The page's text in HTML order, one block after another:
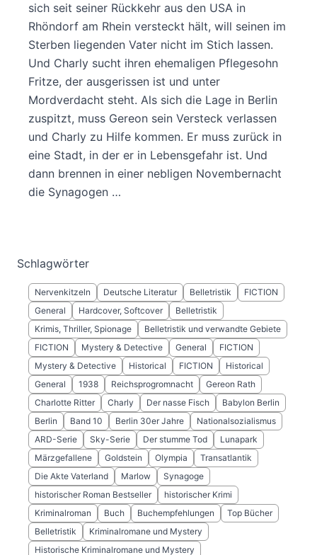
sich seit seiner Rückkehr aus den USA in
Rhöndorf am Rhein versteckt hält, will seinen im
Sterben liegenden Vater nicht im Stich lassen.
Und Charly sucht ihren ehemaligen Pflegesohn
Fritze, der ausgerissen ist und unter
Mordverdacht steht. Als sich die Lage in Berlin
zuspitzt, muss Gereon sein Versteck verlassen
und Charly zu Hilfe kommen. Er muss zurück in
eine Stadt, in der er in Lebensgefahr ist. Und
dann brennen in einer nebligen Novembernacht
die Synagogen …
Schlagwörter
Nervenkitzeln Deutsche Literatur Belletristik
FICTION
General
Hardcover, Softcover
Belletristik
Krimis, Thriller, Spionage
Belletristik und verwandte Gebiete
FICTION
Mystery & Detective General
FICTION
Mystery & Detective
Historical FICTION
Historical
General
1938 Reichsprogromnacht
Gereon Rath
Charlotte Ritter
Charly Der nasse Fisch
Babylon Berlin
Berlin
Band 10 Berlin 30er Jahre
Nationalsozialismus
ARD-Serie
Sky-Serie Der stumme Tod
Lunapark
Märzgefallene
Goldstein Olympia
Transatlantik
Die Akte Vaterland
Marlow
Synagoge
historischer Roman Bestseller
historischer Krimi
Kriminalroman
Buch Buchempfehlungen
Top Bücher
Belletristik
Kriminalromane und Mystery
Historische Kriminalromane und Mystery